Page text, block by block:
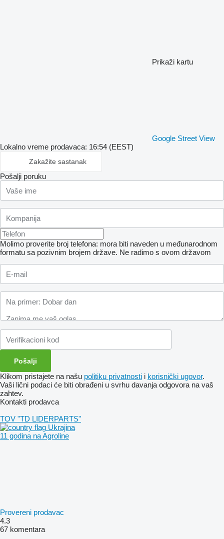
Prikaži kartu
Google Street View
Lokalno vreme prodavaca: 16:54 (EEST)
Zakažite sastanak
Pošalji poruku
Molimo proverite broj telefona: mora biti naveden u međunarodnom
formatu sa pozivnim brojem države. Ne radimo s ovom državom
Klikom pristajete na našu politiku privatnosti i korisnički ugovor.
Vaši lični podaci će biti obrađeni u svrhu davanja odgovora na vaš
zahtev.
Kontakti prodavca
TOV "TD LIDERPARTS"
Ukrajina
11 godina na Agroline
Provereni prodavac
4.3
67 komentara